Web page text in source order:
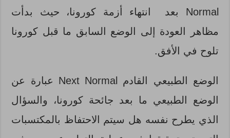
Normal بعد انتهاء أزمة كورونا، حيث بدأت
مظاهر العودة إلى الوضع السابق ما قبل كورونا
تلوح في الأفق.
الوضع الطبيعي القادم Next Normal عبارة عن
الوضع الطبيعي ما بعد جائحة كورونا، والسؤال
الذي يطرح نفسه هل سيتم الاحتفاظ بالمكتسبات